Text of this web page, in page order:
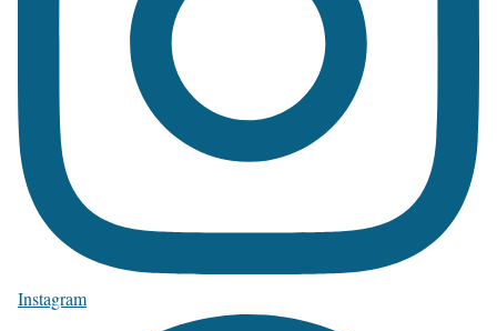
Instagram